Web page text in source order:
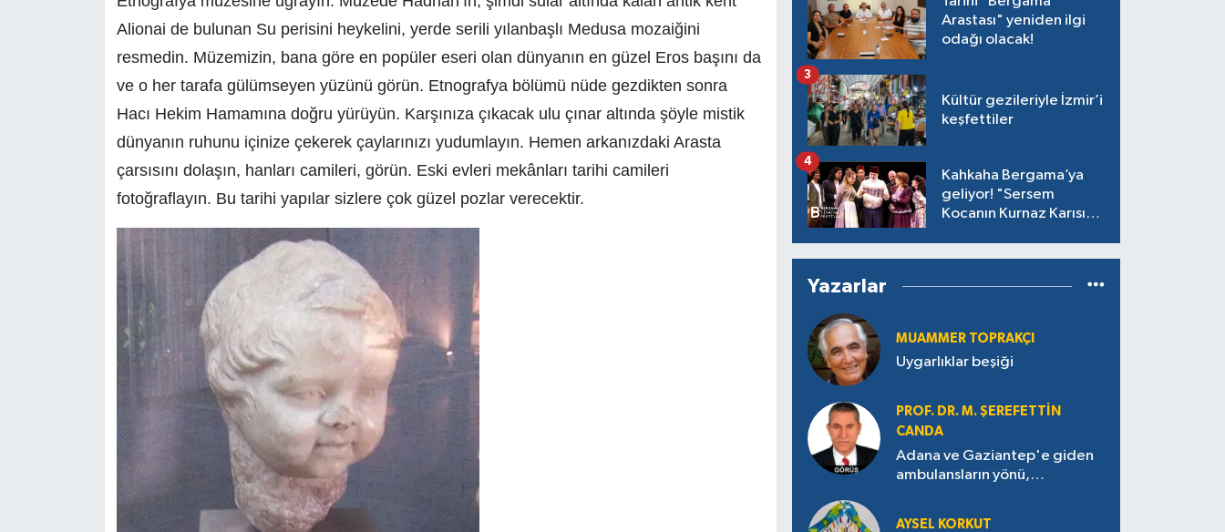
Alionai de bulunan Su perisini heykelini, yerde serili yılanbaşlı Medusa mozaiğini
resmedin. Müzemizin, bana göre en popüler eseri olan dünyanın en güzel Eros başını da
ve o her tarafa gülümseyen yüzünü görün. Etnografya bölümü nüde gezdikten sonra
Hacı Hekim Hamamına doğru yürüyün. Karşınıza çıkacak ulu çınar altında şöyle mistik
dünyanın ruhunu içinize çekerek çaylarınızı yudumlayın. Hemen arkanızdaki Arasta
çarsısını dolaşın, hanları camileri, görün. Eski evleri mekânları tarihi camileri
fotoğraflayın. Bu tarihi yapılar sizlere çok güzel pozlar verecektir.
Arastası" yeniden ilgi
odağı olacak!
Kültür gezileriyle İzmir’i
keşfettiler
3
Kahkaha Bergama’ya
geliyor! "Sersem
Kocanın Kurnaz Karısı"
4
Yazarlar
MUAMMER TOPRAKÇI
Uygarlıklar beşiği
PROF. DR. M. ŞEREFETTIN
CANDA
Adana ve Gaziantep'e giden
ambulansların yönü,
AYSEL KORKUT